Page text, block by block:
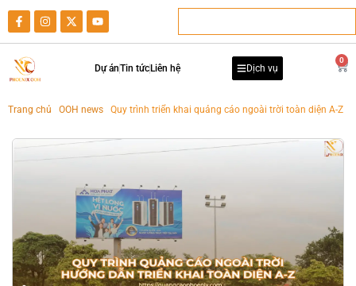
Dự ánTin tức Liên hệ Dịch vụ
0
Trang chủ OOH news Quy trình triển khai quảng cáo ngoài trời toàn diện A-Z